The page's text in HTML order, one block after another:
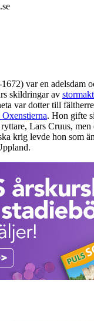
var en adelsdam
skildringar av
var dotter till
. Hon gifte
Lars Cruus,
krig levde hon som